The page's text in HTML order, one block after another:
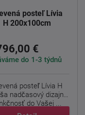
posteľ Lívia
H 200x100cm
€
do 1-3 týdnů
posteľ Lívia H
nadčasový dizajn a
do Vašej ...